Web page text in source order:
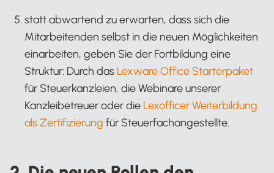
statt abwartend zu erwarten, dass sich die
Mitarbeitenden selbst in die neuen Möglichkeiten
einarbeiten, geben Sie der Fortbildung eine
Struktur: Durch das Lexware Office Starterpaket
für Steuerkanzleien, die Webinare unserer
Kanzleibetreuer oder die Lexofficer Weiterbildung
als Zertifizierung für Steuerfachangestellte.